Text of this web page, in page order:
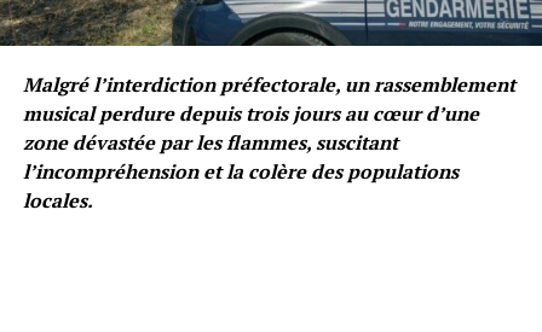
Malgré l’interdiction préfectorale, un rassemblement
musical perdure depuis trois jours au cœur d’une
zone dévastée par les flammes, suscitant
l’incompréhension et la colère des populations
locales.